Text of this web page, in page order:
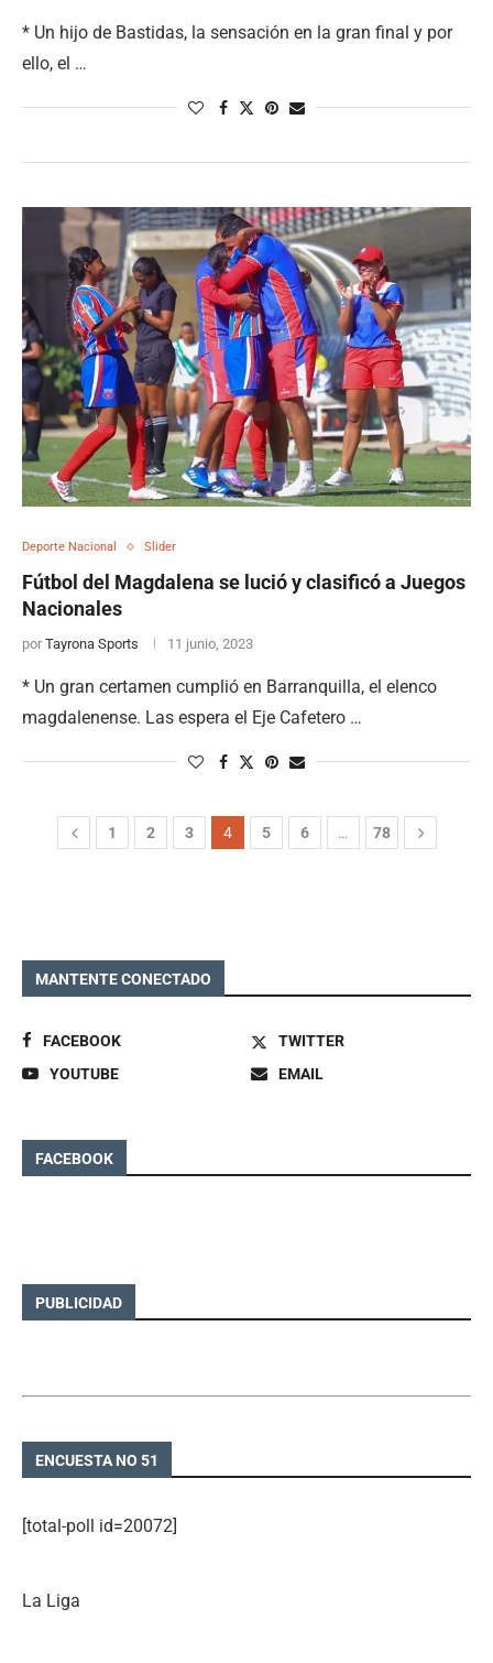
* Un hijo de Bastidas, la sensación en la gran final y por
ello, el …
Deporte Nacional Slider
Fútbol del Magdalena se lució y clasificó a Juegos
Nacionales
por Tayrona Sports 11 junio, 2023
* Un gran certamen cumplió en Barranquilla, el elenco
magdalenense. Las espera el Eje Cafetero …
1 2 3 4 5 6 … 78
MANTENTE CONECTADO
FACEBOOK
TWITTER
YOUTUBE
EMAIL
FACEBOOK
PUBLICIDAD
ENCUESTA NO 51
[total-poll id=20072]
La Liga